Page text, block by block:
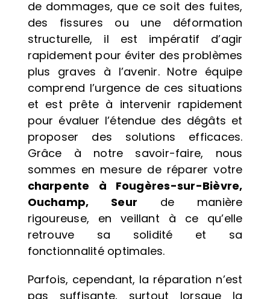
de dommages, que ce soit des fuites,
des fissures ou une déformation
structurelle, il est impératif d’agir
rapidement pour éviter des problèmes
plus graves à l’avenir. Notre équipe
comprend l’urgence de ces situations
et est prête à intervenir rapidement
pour évaluer l’étendue des dégâts et
proposer des solutions efficaces.
Grâce à notre savoir-faire, nous
sommes en mesure de réparer votre
charpente à Fougères-sur-Bièvre,
Ouchamp, Seur de manière
rigoureuse, en veillant à ce qu’elle
retrouve sa solidité et sa
fonctionnalité optimales.
Parfois, cependant, la réparation n’est
pas suffisante, surtout lorsque la